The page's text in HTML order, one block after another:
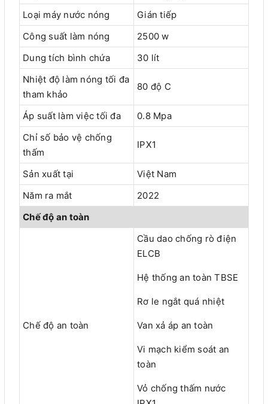
Loại máy nước nóng
Gián tiếp
Công suất làm nóng
2500 w
Dung tích bình chứa
30 lít
Nhiệt độ làm nóng tối đa
tham khảo
80 độ C
Áp suất làm việc tối đa
0.8 Mpa
Chỉ số bảo vệ chống
thấm
IPX1
Sản xuất tại
Việt Nam
Năm ra mắt
2022
Chế độ an toàn
Chế độ an toàn
Cầu dao chống rò điện
ELCB
Hệ thống an toàn TBSE
Rơ le ngắt quá nhiệt
Van xả áp an toàn
Vi mạch kiểm soát an
toàn
Vỏ chống thấm nước